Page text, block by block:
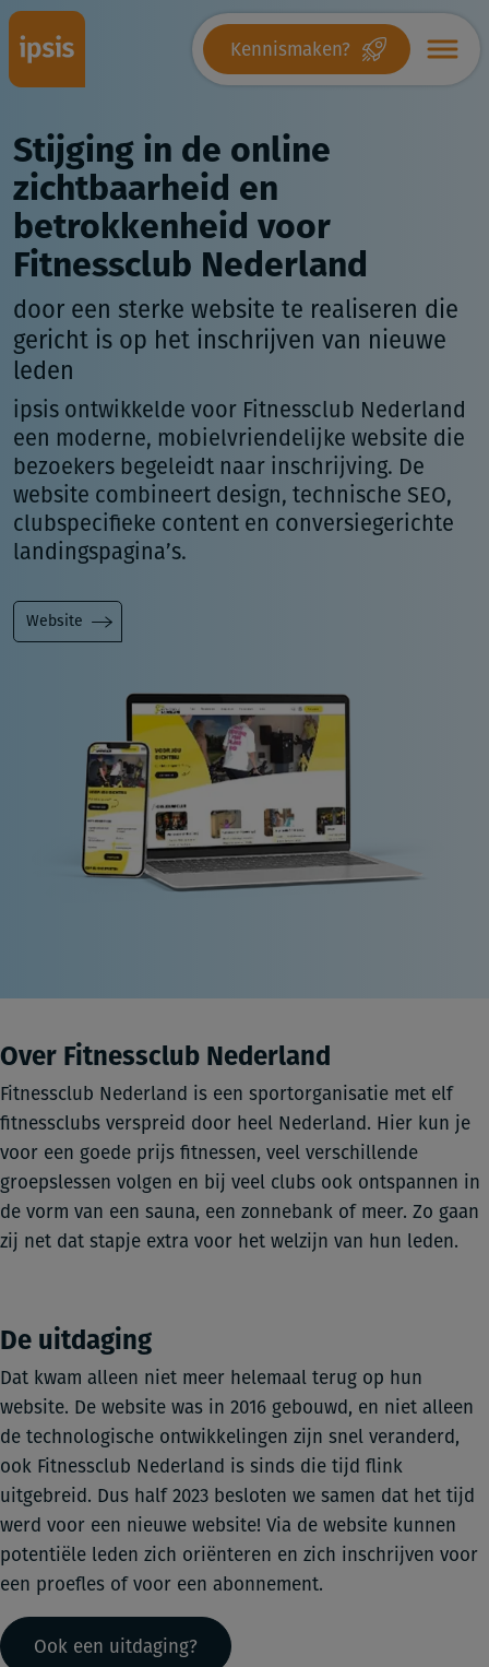
Kennismaken?
Stijging in de online
zichtbaarheid en
betrokkenheid voor
Fitnessclub Nederland
door een sterke website te realiseren die
gericht is op het inschrijven van nieuwe
leden
ipsis ontwikkelde voor Fitnessclub Nederland
een moderne, mobielvriendelijke website die
bezoekers begeleidt naar inschrijving. De
website combineert design, technische SEO,
clubspecifieke content en conversiegerichte
landingspagina’s.
Website
Over Fitnessclub Nederland
Fitnessclub Nederland is een sportorganisatie met elf
fitnessclubs verspreid door heel Nederland. Hier kun je
voor een goede prijs fitnessen, veel verschillende
groepslessen volgen en bij veel clubs ook ontspannen in
de vorm van een sauna, een zonnebank of meer. Zo gaan
zij net dat stapje extra voor het welzijn van hun leden.
De uitdaging
Dat kwam alleen niet meer helemaal terug op hun
website. De website was in 2016 gebouwd, en niet alleen
de technologische ontwikkelingen zijn snel veranderd,
ook Fitnessclub Nederland is sinds die tijd flink
uitgebreid. Dus half 2023 besloten we samen dat het tijd
werd voor een nieuwe website! Via de website kunnen
potentiële leden zich oriënteren en zich inschrijven voor
een proefles of voor een abonnement.
Ook een uitdaging?